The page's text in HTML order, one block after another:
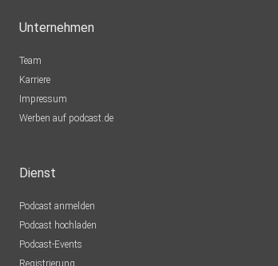
Unternehmen
Team
Karriere
Impressum
Werben auf podcast.de
Dienst
Podcast anmelden
Podcast hochladen
Podcast-Events
Registrierung